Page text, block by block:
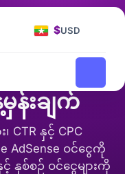
$USD
န်းချက်
CTR နှင့် CPC
AdSense ဝင်ငွေကို
နှစ်စဉ် ဝင်ငွေများကို